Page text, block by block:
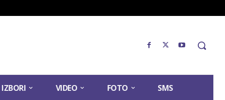
IZBORI VIDEO FOTO SMS